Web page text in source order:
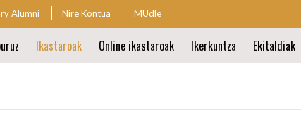
Alumni Nire Kontua MUdle
Ikastaroak Online ikastaroak Ikerkuntza Ekitaldiak